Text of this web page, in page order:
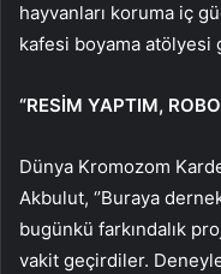
hayvanları koruma iç
kafesi boyama
“RESİM YAPTIM,
Dünya Kromozom
Akbulut, ‘’Buraya
bugünkü farkındalık
vakit geçirdiler.